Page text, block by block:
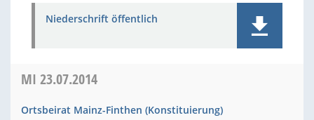
Niederschrift öffentlich
MI 23.07.2014
Ortsbeirat Mainz-Finthen (Konstituierung)